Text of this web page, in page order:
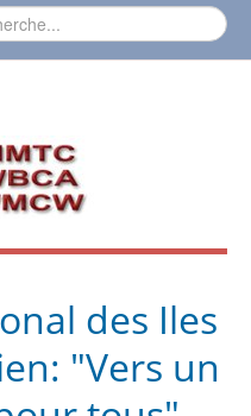
des Iles
"Vers un